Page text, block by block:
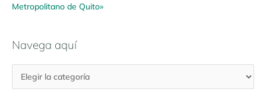
Metropolitano de Quito»
Navega aquí